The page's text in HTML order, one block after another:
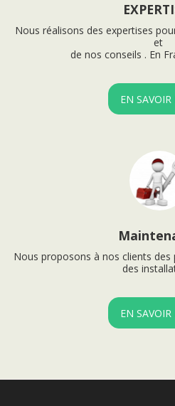
Nous réalisons des expertises
et
de nos conseils . En
EN SAVOIR
Nous proposons à nos clients
des
EN SAVOIR